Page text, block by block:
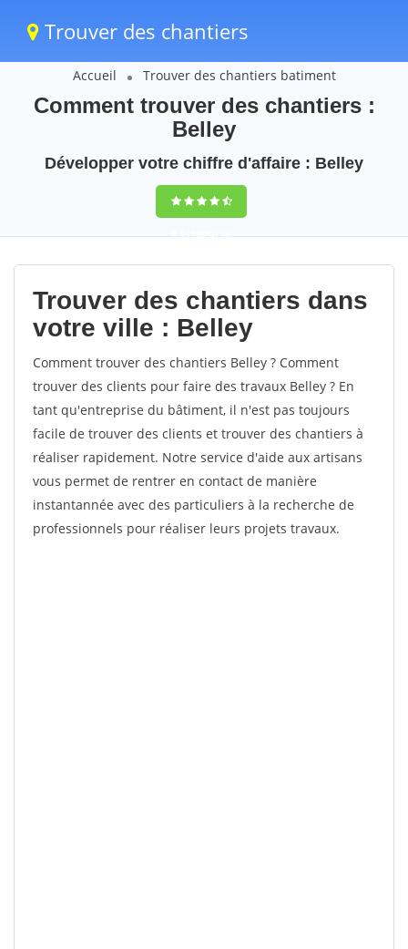
Trouver des chantiers
Accueil Trouver des chantiers batiment
Comment trouver des chantiers :
Belley
Développer votre chiffre d'affaire : Belley
9,5(100%)36
votes
Trouver des chantiers dans
votre ville : Belley
Comment trouver des chantiers Belley ? Comment
trouver des clients pour faire des travaux Belley ? En
tant qu'entreprise du bâtiment, il n'est pas toujours
facile de trouver des clients et trouver des chantiers à
réaliser rapidement. Notre service d'aide aux artisans
vous permet de rentrer en contact de manière
instantannée avec des particuliers à la recherche de
professionnels pour réaliser leurs projets travaux.